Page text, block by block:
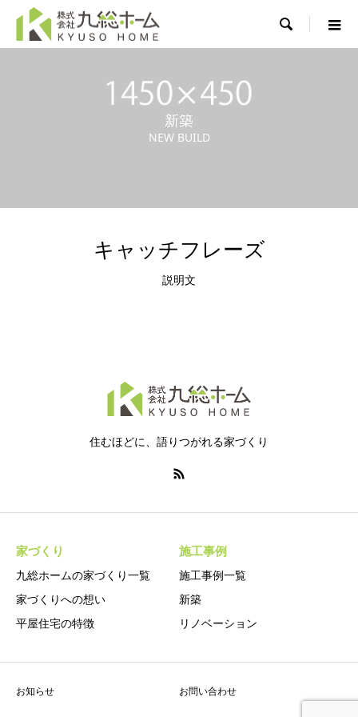

新築
NEW BUILD
キャッチフレーズ
説明文
住むほどに、語りつがれる家づくり
家づくり
九総ホームの家づくり一覧
家づくりへの想い
平屋住宅の特徴
施工事例
施工事例一覧
新築
リノベーション
お知らせ お問い合わせ